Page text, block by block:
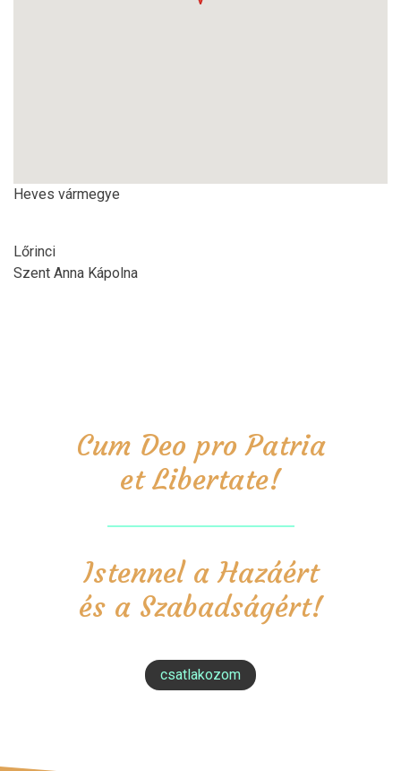
Heves vármegye
Lőrinci
Szent Anna Kápolna
Cum Deo pro Patria
et Libertate!
Istennel a Hazáért
és a Szabadságért!
csatlakozom